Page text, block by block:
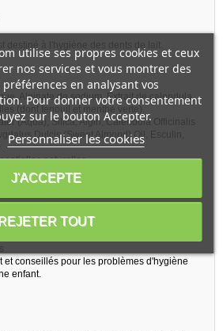
destiné à l'hygiène des dents de lait.
Alginate de sodium, Extrait de calendula,
(dont fenouil et menthe verte).
(Aqua), Silica, Algin, Calendula Officinalis
Dulcis (Sweet Almond) Oil, Esculin,
naturelles
et conseillés pour les problèmes d'hygiène
enfant.
utilise ses propres cookies et ceux
nos services et vous montrer des
en analysant vos
Pour donner votre consentement
sur le bouton Accepter.
Personnaliser les cookies
REJETER TOUT
J'ACCEPTE